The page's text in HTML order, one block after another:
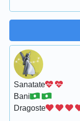
Sanatate
Bani
Dragoste